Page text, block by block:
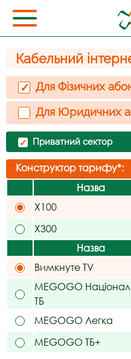
Кабельний
✓ Для Фізичних
Для Юридичних
✓ Приватний сектор
Конструктор тарифу*:
Назва
X100
X300
Назва
Вимкнуте TV
MEGOGO
ТБ
MEGOGO Легка
MEGOGO ТБ+